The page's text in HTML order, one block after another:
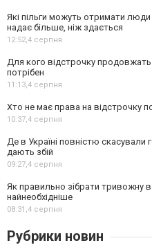
Які пільги можуть отримати
надає більше, ніж здається
12:52,4 серпня
Для кого відстрочку
потрібен
11:13,4 серпня
Хто не має права на відстрочку
10:37,4 серпня
Де в Україні повністю скасували
дають збій
09:27,4 серпня
Як правильно зібрати тривожну
найнеобхідніше
08:31,4 серпня
Рубрики новин